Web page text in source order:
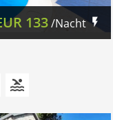
133/Nacht